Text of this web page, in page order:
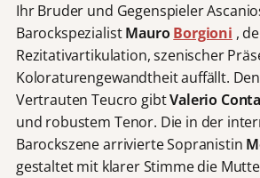
Ihr Bruder und Gegenspieler
BarockspezialistMauro Borgioni ,
Rezitativartikulation, szenischer
Koloraturengewandtheit auffällt.
Vertrauten Teucro gibtValerio
und robustem Tenor. Die in der
Barockszene arrivierte Sopranistin
gestaltet mit klarer Stimme die